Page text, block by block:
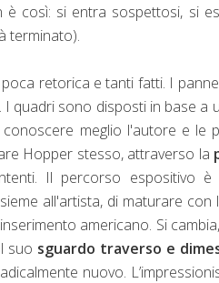
così: si entra sospettosi, si
terminato).
retorica e tanti fatti. I
quadri sono disposti in base a
meglio l'autore e le
Hopper stesso, attraverso la
Il percorso espositivo è
all'artista, di maturare con
americano. Si
suo sguardo traverso e
nuovo.